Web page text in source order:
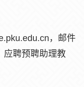
，邮件
应聘预聘助理教